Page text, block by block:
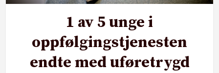
1 av 5 unge i
oppfølgingstjenesten
endte med uføretrygd